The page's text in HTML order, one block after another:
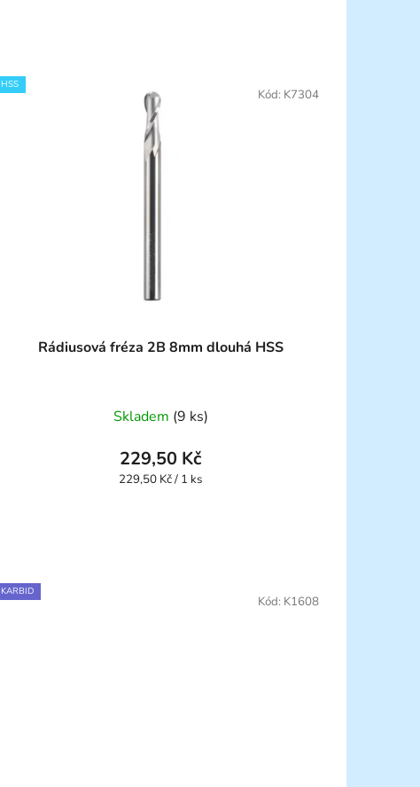
HSS
Rádiusová fréza 2B 8mm dlouhá HSS
hodnocení
produktu
je
Skladem (9 ks)
229,50 Kč
Měrná
229,50 Kč / 1 ks
Kód: K7304
KARBID
Kód: K1608